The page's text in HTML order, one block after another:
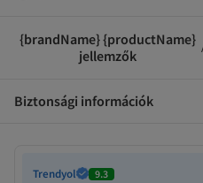
{brandName} {productName}
jellemzők
Biztonsági információk
Trendyol 9.3